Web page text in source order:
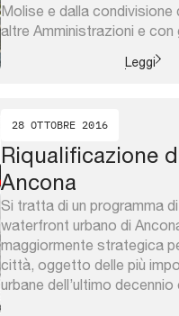
Molise e dalla condivisione
altre Amministrazioni e con
dimensioni del layout
dell’insabbiamento Leggi
28 OTTOBRE 2016
Riqualificazione
Ancona
Si tratta di un programma
waterfront urbano di
maggiormente strategica
città, oggetto delle più
urbane dell’ultimo decennio